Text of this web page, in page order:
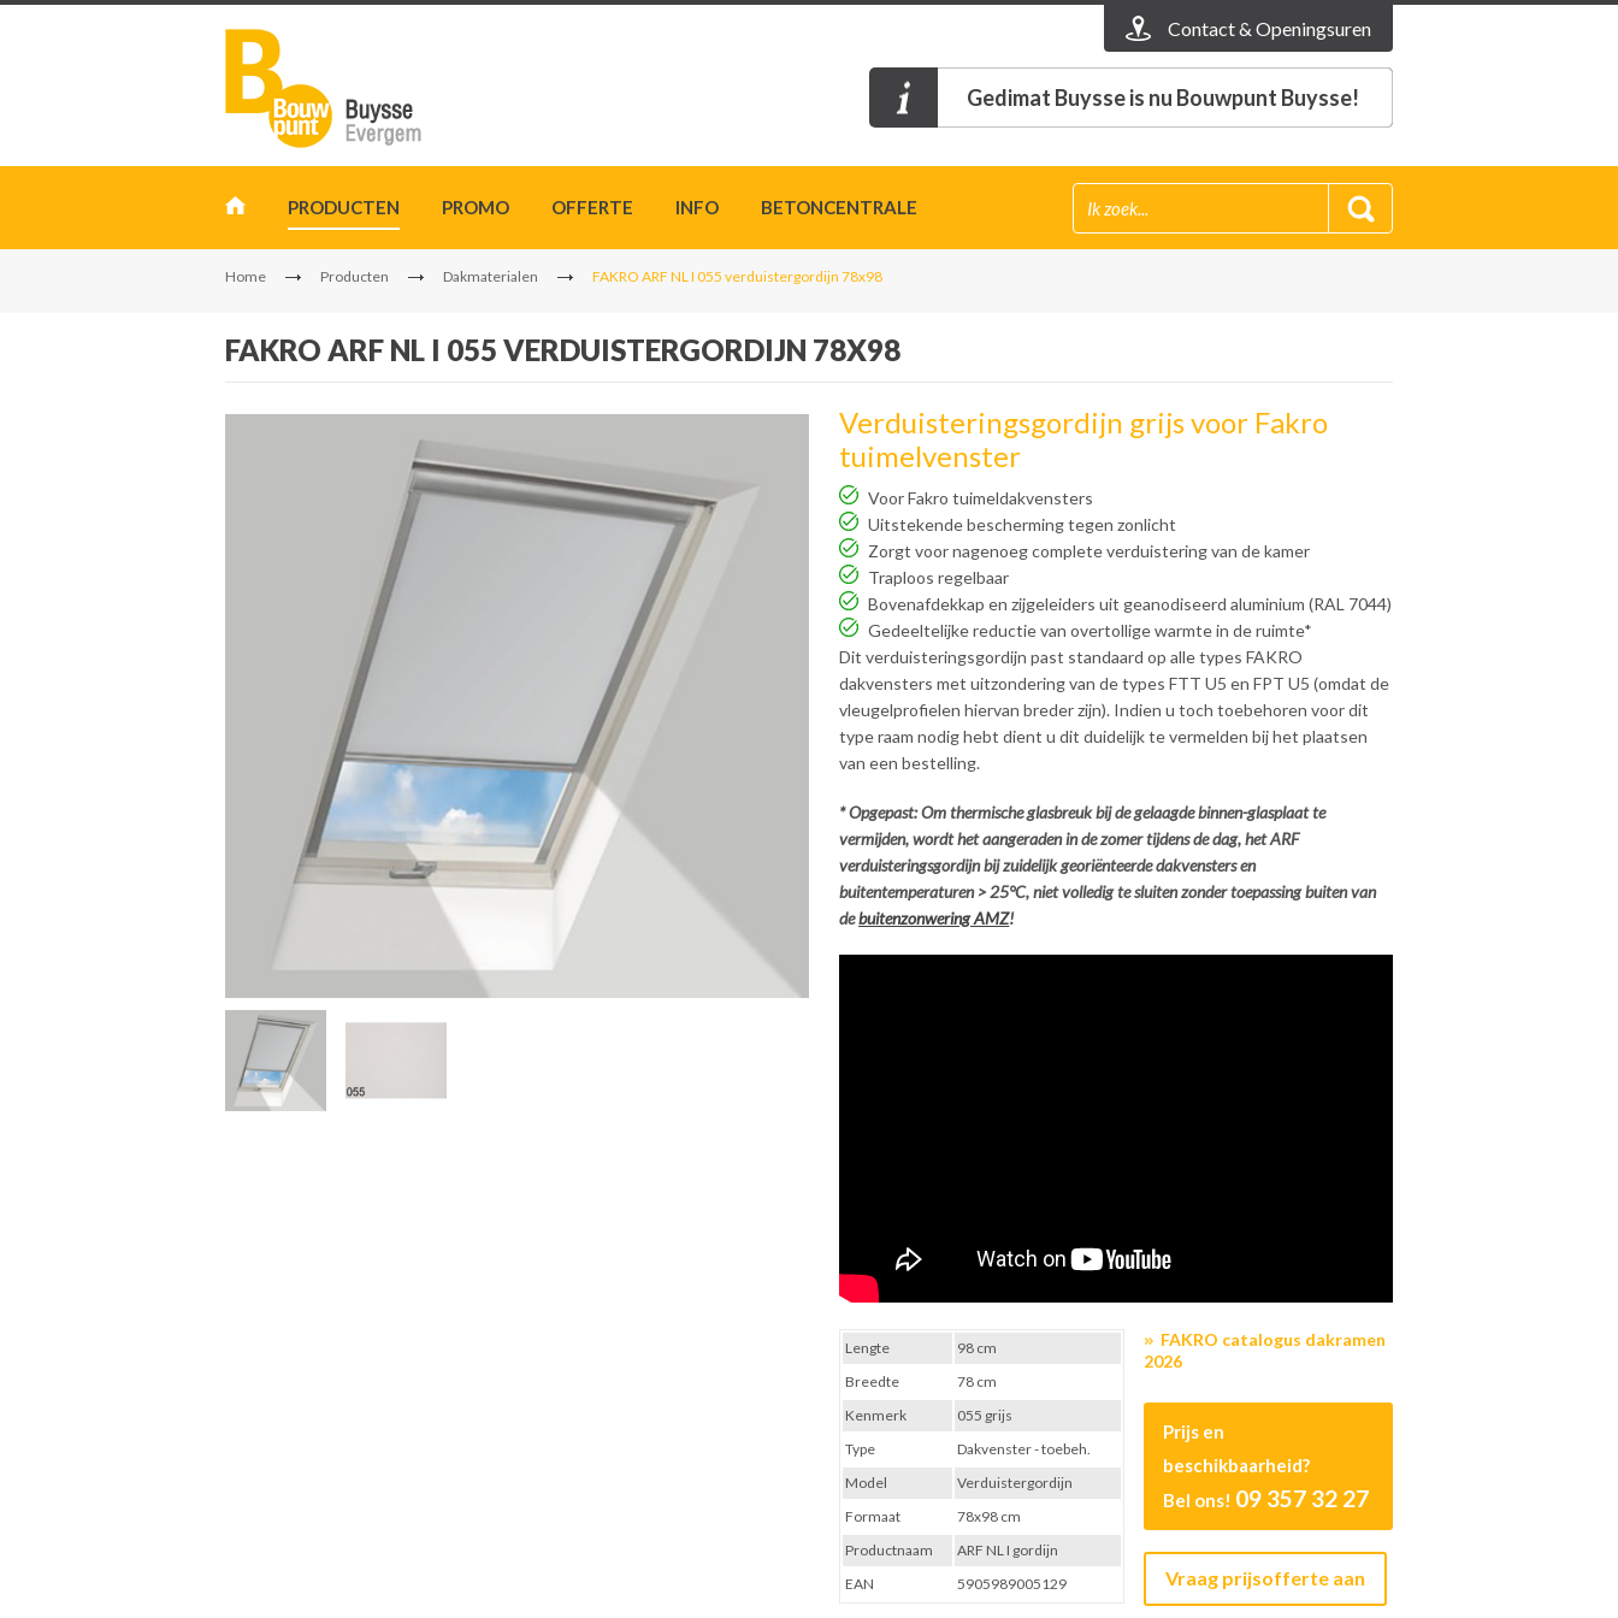
Contact & Openingsuren
Gedimat Buysse is nu Bouwpunt Buysse!
PRODUCTEN PROMO OFFERTE INFO BETONCENTRALE
Home Producten Dakmaterialen FAKRO ARF NL I 055 verduistergordijn 78x98
FAKRO ARF NL I 055 VERDUISTERGORDIJN 78X98
Verduisteringsgordijn grijs voor Fakro
tuimelvenster
Voor Fakro tuimeldakvensters
Uitstekende bescherming tegen zonlicht
Zorgt voor nagenoeg complete verduistering van de kamer
Traploos regelbaar
Bovenafdekkap en zijgeleiders uit geanodiseerd aluminium (RAL 7044)
Gedeeltelijke reductie van overtollige warmte in de ruimte*
Dit verduisteringsgordijn past standaard op alle types FAKRO
dakvensters met uitzondering van de types FTT U5 en FPT U5 (omdat de
vleugelprofielen hiervan breder zijn). Indien u toch toebehoren voor dit
type raam nodig hebt dient u dit duidelijk te vermelden bij het plaatsen
van een bestelling.
* Opgepast: Om thermische glasbreuk bij de gelaagde binnen-glasplaat te
vermijden, wordt het aangeraden in de zomer tijdens de dag, het ARF
verduisteringsgordijn bij zuidelijk georiënteerde dakvensters en
buitentemperaturen > 25°C, niet volledig te sluiten zonder toepassing buiten van
debuitenzonwering AMZ!
FAKRO catalogus dakramen
2026
Prijs en
beschikbaarheid?
Bel ons! 09 357 32 27
Vraag prijsofferte aan
Lengte
98 cm
Breedte
78 cm
Kenmerk
055 grijs
Type
Dakvenster - toebeh.
Model
Verduistergordijn
Formaat
78x98 cm
Productnaam
ARF NL I gordijn
EAN
5905989005129